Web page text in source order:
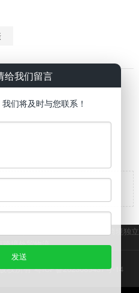
商洛市跨境独立
跨境外贸物流
权所有粤ICP备2023089437号-14
给我们留言
们将及时与您联系！